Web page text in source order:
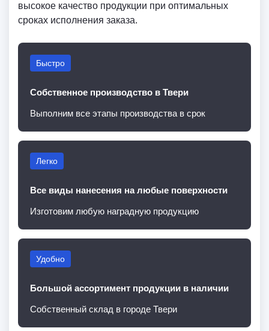
высокое качество продукции при оптимальных
сроках исполнения заказа.
Быстро
Собственное производство в Твери
Выполним все этапы производства в срок
Легко
Все виды нанесения на любые поверхности
Изготовим любую наградную продукцию
Удобно
Большой ассортимент продукции в наличии
Собственный склад в городе Твери